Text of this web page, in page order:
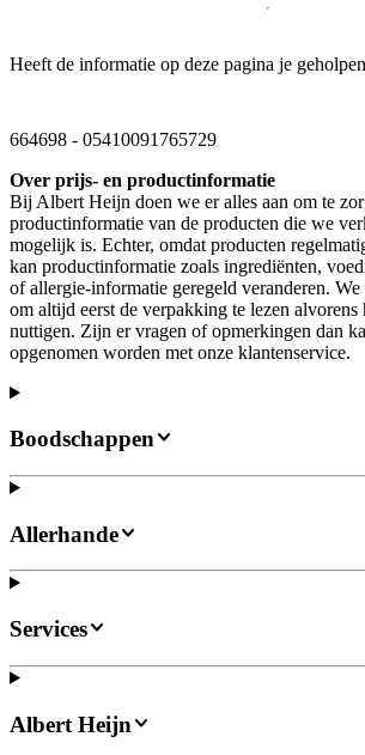
Heeft de informatie op deze pagina je
664698 - 05410091765729
Over prijs- en productinformatie
Bij Albert Heijn doen we er alles aan om te
productinformatie van de producten die we
mogelijk is. Echter, omdat producten
kan productinformatie zoals ingrediënten,
of allergie-informatie geregeld veranderen. We
om altijd eerst de verpakking te lezen alvorens
nuttigen. Zijn er vragen of opmerkingen dan
opgenomen worden met onze klantenservice.
Boodschappen
Allerhande
Services
Albert Heijn